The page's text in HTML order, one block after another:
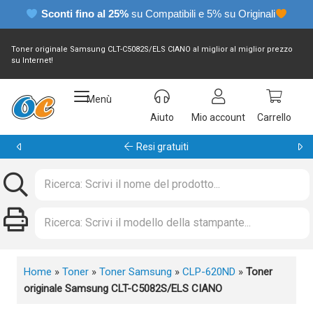
Sconti fino al 25% su Compatibili e 5% su Originali
Toner originale Samsung CLT-C5082S/ELS CIANO al miglior al miglior prezzo
su Internet!
Menù
Aiuto
Mio account Carrello
Resi gratuiti
Home » Toner » Toner Samsung » CLP-620ND » Toner
originale Samsung CLT-C5082S/ELS CIANO